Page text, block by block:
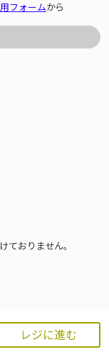
レジに進む
フォームから
ておりません。